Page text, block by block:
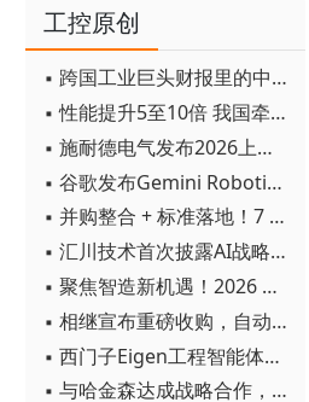
工控原创
▪ 跨国工业巨头财报里的中国成绩单
▪ 性能提升5至10倍 我国牵头制定的WiTSnet工业以太网国际标准正式发布
▪ 施耐德电气发布2026上半年可持续发展成绩单 "Impact 2030"路线图开局稳健
▪ 谷歌发布Gemini Robotics 2模型 实现人形机器人全身智能控制突破
▪ 并购整合 + 标准落地！7 月工业自动化产业动态速递
▪ 汇川技术首次披露AI战略进展：从两个方面推动“AI业务化”落地
▪ 聚焦智造新机遇！2026 青岛数字化及智能制造技术论坛圆满落幕
▪ 相继宣布重磅收购，自动化巨头新一轮并购潮剑指何方？
▪ 西门子Eigen工程智能体落地中国，工业AI跨越物理世界“确定性”拐点
▪ 与哈金森达成战略合作，乐聚机器人何以持续获得工业巨头青睐？